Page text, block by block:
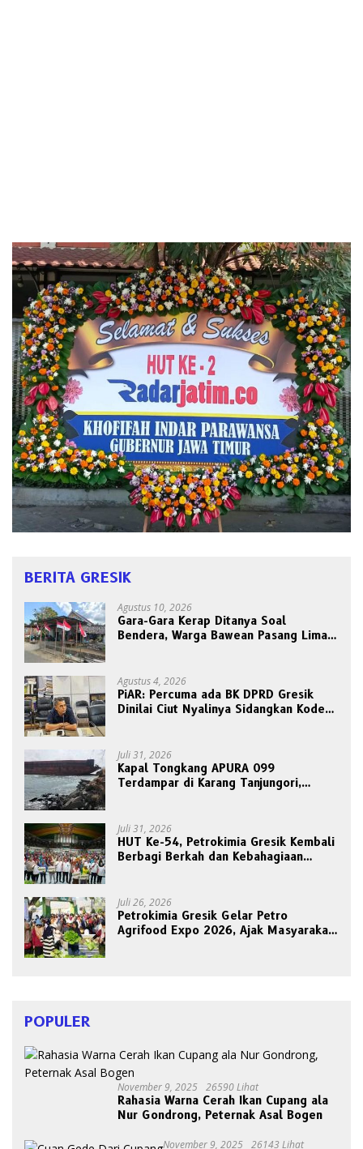
BERITA GRESIK
Agustus 10, 2026
Gara-Gara Kerap Ditanya Soal
Bendera, Warga Bawean Pasang Lima
Agustus 4, 2026
PiAR: Percuma ada BK DPRD Gresik
Dinilai Ciut Nyalinya Sidangkan Kode
Juli 31, 2026
Kapal Tongkang APURA 099
Terdampar di Karang Tanjungori,
Juli 31, 2026
HUT Ke-54, Petrokimia Gresik Kembali
Berbagi Berkah dan Kebahagiaan
Juli 26, 2026
Petrokimia Gresik Gelar Petro
Agrifood Expo 2026, Ajak Masyarakat
POPULER
November 9, 2025 26590 Lihat
Rahasia Warna Cerah Ikan Cupang ala
Nur Gondrong, Peternak Asal Bogen
November 9, 2025 26143 Lihat